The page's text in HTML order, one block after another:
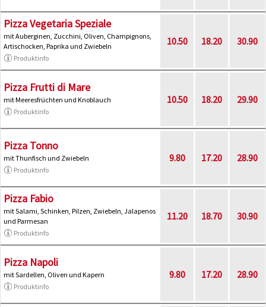
Pizza Vegetaria Speziale
mit Auberginen, Zucchini, Oliven, Champignons,
Artischocken, Paprika und Zwiebeln
Produktinfo
10.50 18.20 30.90
Pizza Frutti di Mare
mit Meeresfrüchten und Knoblauch
Produktinfo
10.50 18.20 29.90
Pizza Tonno
mit Thunfisch und Zwiebeln
Produktinfo
9.80 17.20 28.90
Pizza Fabio
mit Salami, Schinken, Pilzen, Zwiebeln, Jalapenos
und Parmesan
Produktinfo
11.20 18.70 30.90
Pizza Napoli
mit Sardellen, Oliven und Kapern
Produktinfo
9.80 17.20 28.90